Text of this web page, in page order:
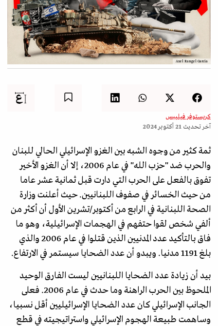
Axel Rangel Garcia
كريستوفر فيليبس
آخر تحديث 21 أكتوبر 2024
ثمة كثير من وجوه الشبه بين الغزو الإسرائيلي الحالي للبنان
والحرب ضد "حزب الله" في عام 2006، إلا أن الغزو الأخير
تفوق بالفعل على الحرب التي دارت قبل ثمانية عشر عاما
من حيث الخسائر في صفوف اللبنانيين. حيث أعلنت وزارة
الصحة اللبنانية في الرابع من أكتوبر/تشرين الأول أن أكثر من
ألفي شخص لقوا حتفهم في الهجمات الإسرائيلية، وهو ما
فاق بالتأكيد عدد المدنيين الذين قتلوا في عام 2006 والذي
بلغ 1191 مدنيا. ويبدو أن عدد الضحايا سيستمر في الارتفاع.
بيد أن زيادة عدد الضحايا اللبنانيين ليست الفارق الوحيد
الملحوظ بين الحرب الراهنة وما حدث في عام 2006. فعلى
الجانب الإسرائيلي كان عدد الضحايا الإسرائيليين أقل نسبيا،
وساهمت طبيعة الهجوم الإسرائيلي واستراتيجيته في قطع